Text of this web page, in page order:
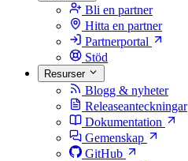
Bli en partner
Hitta en partner
Partnerportal
Stöd
Resurser
Blogg & nyheter
Releaseanteckningar
Dokumentation
Gemenskap
GitHub